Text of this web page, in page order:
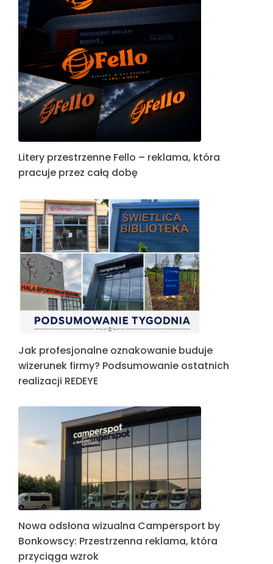
Litery przestrzenne Fello – reklama, która
pracuje przez całą dobę
Jak profesjonalne oznakowanie buduje
wizerunek firmy? Podsumowanie ostatnich
realizacji REDEYE
Nowa odsłona wizualna Campersport by
Bonkowscy: Przestrzenna reklama, która
przyciąga wzrok